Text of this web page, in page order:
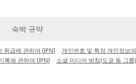
숙박 규약
취급에 관하여 [JPN] 개인번호 및 특정 개인정보
록에 관하여 [JPN]
소셜 미디어 방침(도쿄 돔 그룹)